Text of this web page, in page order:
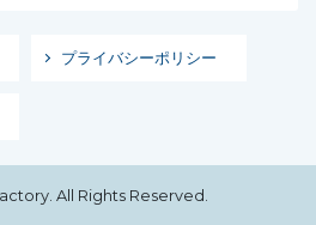
プライバシーポリシー
All Rights Reserved.